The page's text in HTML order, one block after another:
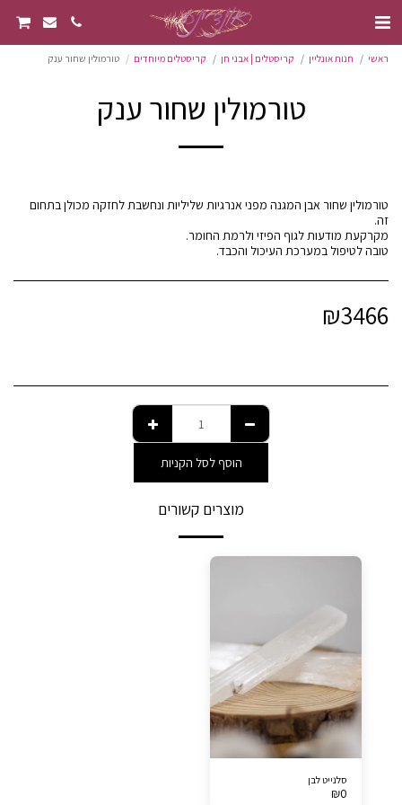
ראשי חנות אונליין קריסטלים | אבני חן קריסטלים מיוחדים טורמולין שחור ענק
טורמולין שחור ענק
טורמולין שחור אבן המגנה מפני אנרגיות שליליות ונחשבת לחזקה מכולן בתחום
טובה לטיפול במערכת העיכול והכבד.
₪3466
הוסף לסל הקניות
מוצרים קשורים
סלנייט לבן
₪0